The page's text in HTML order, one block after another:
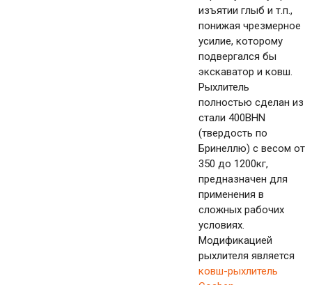
изъятии глыб и т.п.,
понижая чрезмерное
усилие, которому
подвергался бы
экскаватор и ковш.
Рыхлитель
полностью сделан из
стали 400BHN
(твердость по
Бринеллю) с весом от
350 до 1200кг,
предназначен для
применения в
сложных рабочих
условиях.
Модификацией
рыхлителя является
ковш-рыхлитель